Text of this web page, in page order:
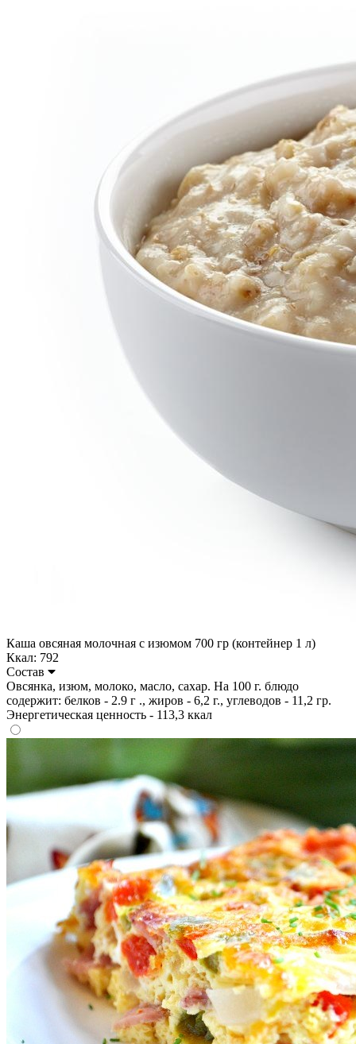
Каша овсяная молочная с изюмом 700 гр (контейнер 1 л)
Ккал: 792
Состав
Овсянка, изюм, молоко, масло, сахар. На 100 г. блюдо
содержит: белков - 2.9 г ., жиров - 6,2 г., углеводов - 11,2 гр.
Энергетическая ценность - 113,3 ккал